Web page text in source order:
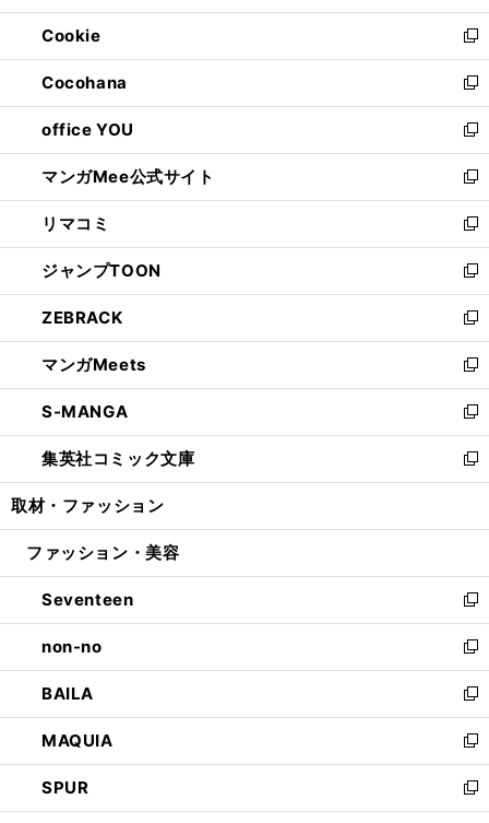
開
く
ウ
で
開
く
ン
ド
ウ
で
開
く
ウ
ィ
ン
ド
ウ
で
開
く
Cookie
新
し
い
ウ
ィ
ン
ド
ウ
で
開
く
Cocohana
新
し
い
ウ
ィ
ン
ド
ウ
で
開
く
office YOU
新
し
い
ウ
ィ
ン
ド
ウ
で
開
く
マンガMee公式サイト
新
し
い
ウ
ィ
ン
ド
ウ
で
開
く
リマコミ
新
し
い
ウ
ィ
ン
ド
ウ
で
開
く
ジャンプTOON
新
し
い
ウ
ィ
ン
ド
ウ
で
開
ZEBRACK
新
し
い
ウ
ィ
ン
ド
ウ
開
マンガMeets
新
し
い
ウ
ィ
ン
ウ
開
く
S-MANGA
新
し
い
ウ
ン
ウ
で
開
く
集英社コミック文庫
新
し
ウ
ン
ド
ウ
で
開
く
取材・ファッション
ファッション・美容
Seventeen
新
し
い
ウ
ィ
ン
ド
ウ
で
開
non-no
新
し
い
ウ
ィ
ン
ド
ウ
BAILA
新
し
い
ウ
ィ
ン
MAQUIA
新
し
い
ウ
SPUR
新
し